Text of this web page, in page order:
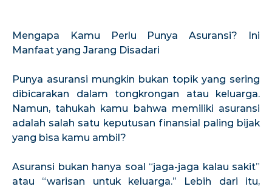
Mengapa Kamu Perlu Punya Asuransi? Ini
Manfaat yang Jarang Disadari
Punya asuransi mungkin bukan topik yang sering
dibicarakan dalam tongkrongan atau keluarga.
Namun, tahukah kamu bahwa memiliki asuransi
adalah salah satu keputusan finansial paling bijak
yang bisa kamu ambil?
Asuransi bukan hanya soal “jaga-jaga kalau sakit”
atau “warisan untuk keluarga.” Lebih dari itu,